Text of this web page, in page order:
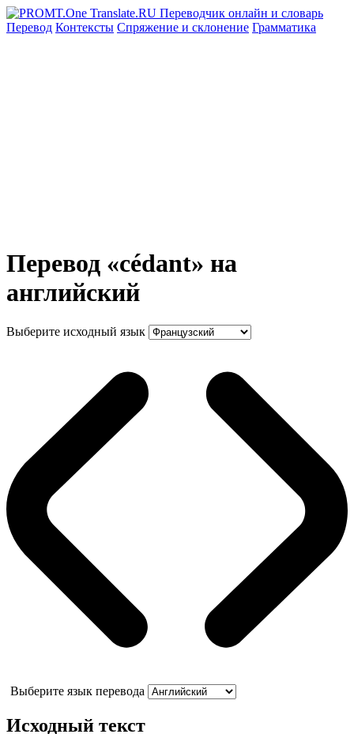
Перевод Контексты Спряжение и склонение Грамматика
Перевод «cédant» на
английский
Выберите исходный язык
Выберите язык перевода
Исходный текст